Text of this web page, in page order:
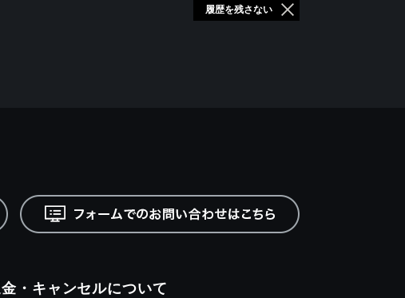
履歴を残さない
・キャンセルについて